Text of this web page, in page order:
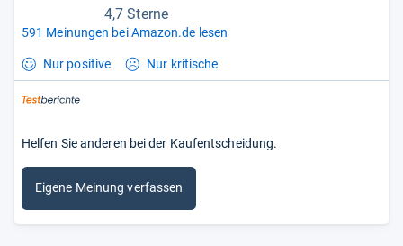
4,7 Sterne
591 Meinungen bei Amazon.de lesen
Nur positive Nur kritische
Helfen Sie anderen bei der Kaufentscheidung.
Eigene Meinung verfassen